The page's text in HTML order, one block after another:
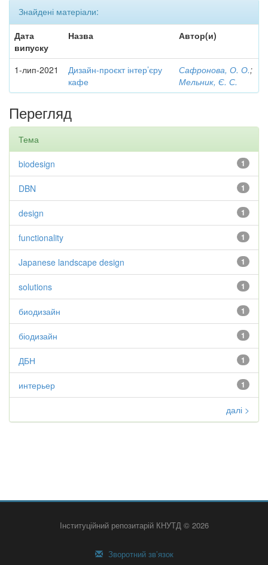
Знайдені матеріали:
Дата
випуску
Назва Автор(и)
1-лип-2021
Дизайн-проєкт інтер’єру
кафе
Сафронова, О. О.;
Мельник, Є. С.
Перегляд
Тема
1
biodesign
1
DBN
1
design
1
functionality
1
Japanese landscape design
1
solutions
1
биодизайн
1
біодизайн
1
ДБН
1
интерьер
далі >
Інституційний репозитарій КНУТД © 2026
Зворотний зв’язок